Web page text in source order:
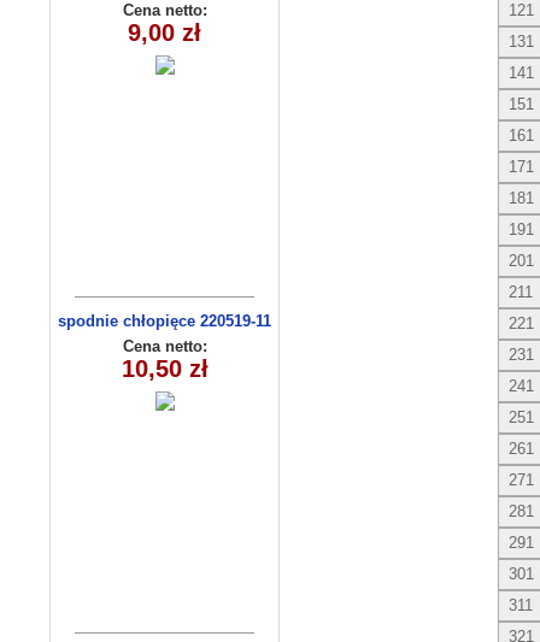
Cena netto:
9,00 zł
spodnie chłopięce 220519-11
(9-12)
Cena netto:
10,50 zł
121
131
141
151
161
171
181
191
201
211
221
231
241
251
261
271
281
291
301
311
321